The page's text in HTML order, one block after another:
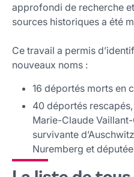
approfondi de recherche
sources historiques a été
Ce travail a permis
nouveaux noms :
16 déportés morts en
40 déportés
Marie-Claude
survivante
Nuremberg et